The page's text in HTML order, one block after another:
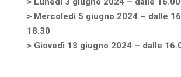
> Mercoledì 5 giugno 2024 – dalle
18.30
> Giovedì 13 giugno 2024 – dalle